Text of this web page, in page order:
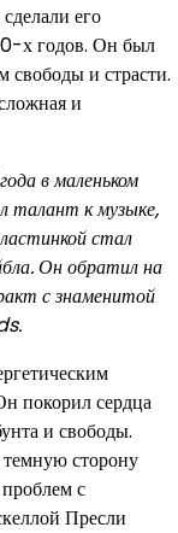
его
х годов. Он был
свободы и страсти.
и
в маленьком
талант к музыке,
стал
Он обратил на
с знаменитой
покорил сердца
и свободы.
сторону
с
Пресли